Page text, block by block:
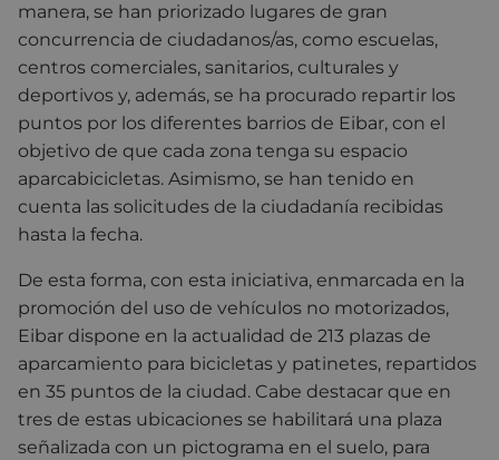
manera, se han priorizado lugares de gran
concurrencia de ciudadanos/as, como escuelas,
centros comerciales, sanitarios, culturales y
deportivos y, además, se ha procurado repartir los
puntos por los diferentes barrios de Eibar, con el
objetivo de que cada zona tenga su espacio
aparcabicicletas. Asimismo, se han tenido en
cuenta las solicitudes de la ciudadanía recibidas
hasta la fecha.
De esta forma, con esta iniciativa, enmarcada en la
promoción del uso de vehículos no motorizados,
Eibar dispone en la actualidad de 213 plazas de
aparcamiento para bicicletas y patinetes, repartidos
en 35 puntos de la ciudad. Cabe destacar que en
tres de estas ubicaciones se habilitará una plaza
señalizada con un pictograma en el suelo, para